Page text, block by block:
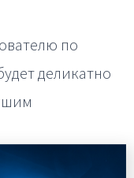
по
деликатно